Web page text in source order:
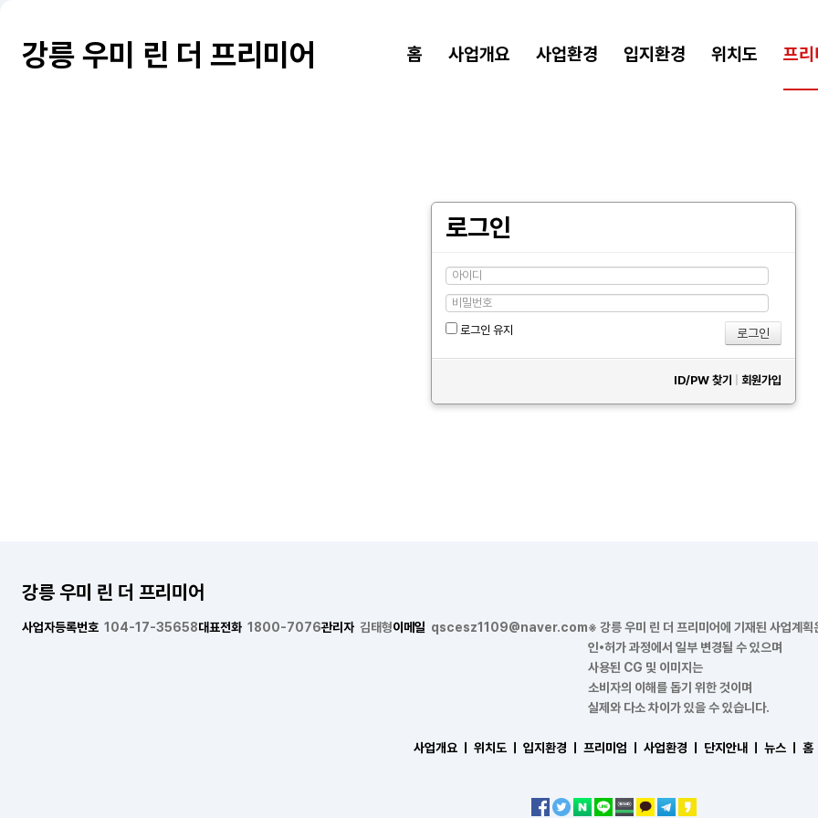
강릉 우미 린 더 프리미어 홈 사업개요 사업환경 입지환경 위치도 프
로그인
로그인 유지
ID/PW 찾기 회원가입
강릉 우미 린 더 프리미어
사업자등록번호 104-17-35658대표전화 1800-7076관리자 김태형이메일 qscesz1109@naver.com※ 강릉 우미 린 더 프리미어에 기재된 사업계획
인•허가 과정에서 일부 변경될 수 있으며
사용된 CG 및 이미지는
소비자의 이해를 돕기 위한 것이며
실제와 다소 차이가 있을 수 있습니다.
사업개요 ㅣ 위치도 ㅣ 입지환경 ㅣ 프리미엄 ㅣ 사업환경 ㅣ 단지안내 ㅣ 뉴스 ㅣ 홈